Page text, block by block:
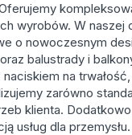
wyrobów. W naszej
o nowoczesnym
balustrady i
naciskiem na
zarówno
klienta.
usług dla